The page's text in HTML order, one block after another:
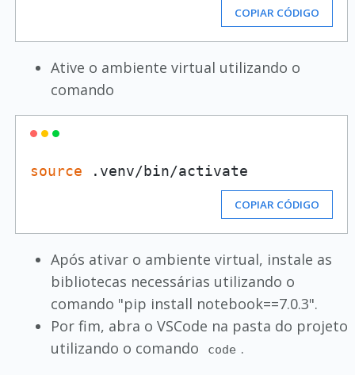
COPIAR CÓDIGO
Ative o ambiente virtual utilizando o
comando
source
COPIAR CÓDIGO
Após ativar o ambiente virtual, instale as
bibliotecas necessárias utilizando o
comando "pip install notebook==7.0.3".
Por fim, abra o VSCode na pasta do projeto
utilizando o comando
code .